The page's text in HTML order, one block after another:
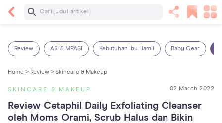
Baca Selanjutnya
Review ASI & MPASI Kebutuhan Ibu Hamil Baby Gear
Home > Review > Skincare & Makeup
SKINCARE & MAKEUP 02 March 2022
Review Cetaphil Daily Exfoliating Cleanser
oleh Moms Orami, Scrub Halus dan Bikin